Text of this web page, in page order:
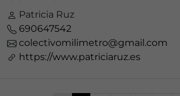
Patricia Ruz
690647542
colectivomilimetro@gmail.com
https://www.patriciaruz.es